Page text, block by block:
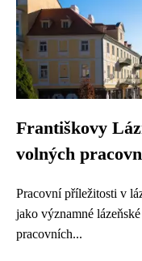
Františkovy
volných
Pracovní příležitosti v
jako významné
pracovních...